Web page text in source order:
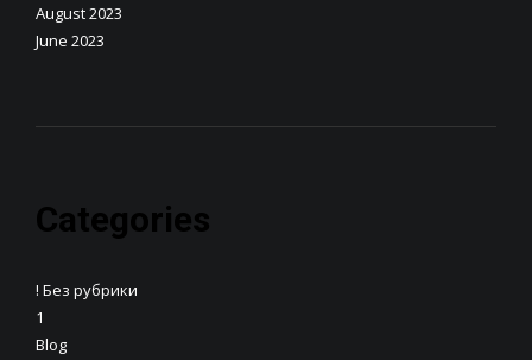
August 2023
June 2023
Categories
! Без рубрики
1
Blog